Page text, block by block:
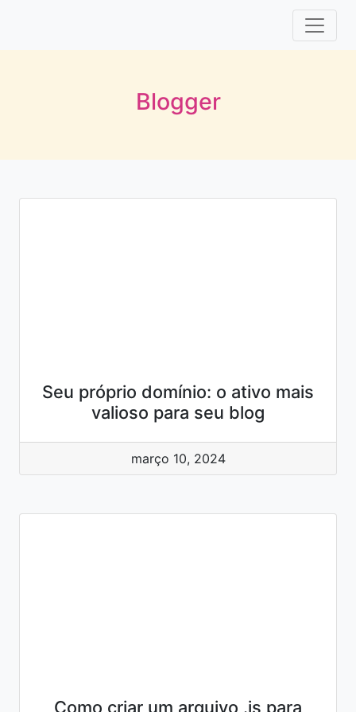
Blogger
Seu próprio domínio: o ativo mais
valioso para seu blog
março 10, 2024
Como criar um arquivo .js para